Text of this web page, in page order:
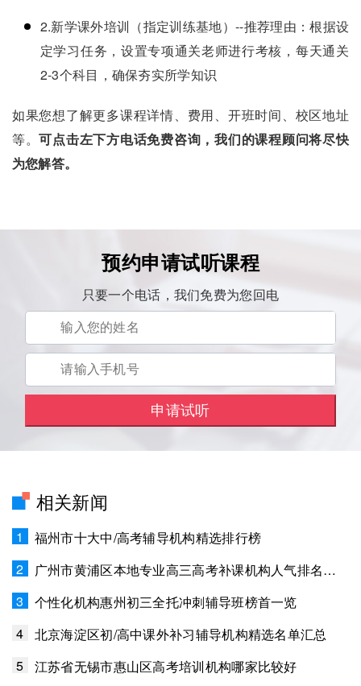
2.新学课外培训（指定训练基地）--推荐理由：根据设
定学习任务，设置专项通关老师进行考核，每天通关
2-3个科目，确保夯实所学知识
如果您想了解更多课程详情、费用、开班时间、校区地址
等。可点击左下方电话免费咨询，我们的课程顾问将尽快
为您解答。
预约申请试听课程
只要一个电话，我们免费为您回电
相关新闻
1
福州市十大中/高考辅导机构精选排行榜
2
广州市黄浦区本地专业高三高考补课机构人气排名一览
3
个性化机构惠州初三全托冲刺辅导班榜首一览
4
北京海淀区初/高中课外补习辅导机构精选名单汇总
5
江苏省无锡市惠山区高考培训机构哪家比较好